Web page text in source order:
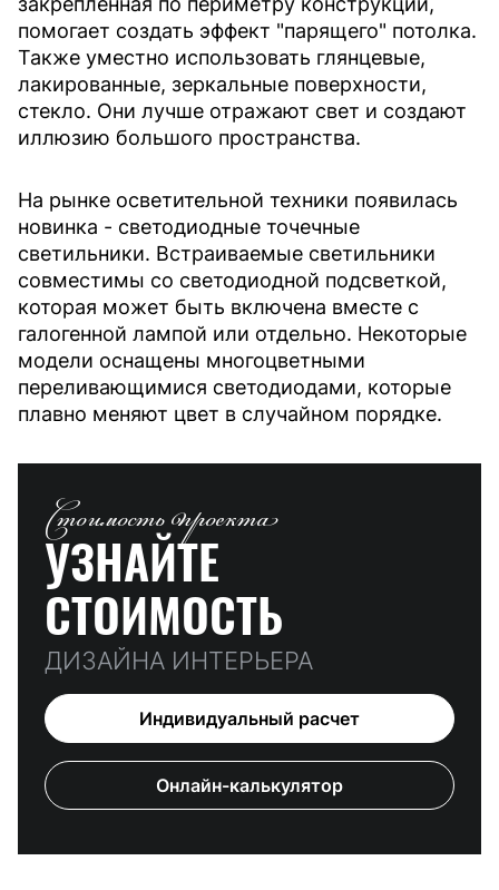
помогает создать эффект "парящего" потолка.
Также уместно использовать глянцевые,
лакированные, зеркальные поверхности,
стекло. Они лучше отражают свет и создают
иллюзию большого пространства.
На рынке осветительной техники появилась
новинка - светодиодные точечные
светильники. Встраиваемые светильники
совместимы со светодиодной подсветкой,
которая может быть включена вместе с
галогенной лампой или отдельно. Некоторые
модели оснащены многоцветными
переливающимися светодиодами, которые
плавно меняют цвет в случайном порядке.
Стоимость проекта
УЗНАЙТЕ
СТОИМОСТЬ
ДИЗАЙНА ИНТЕРЬЕРА
Индивидуальный расчет
Онлайн-калькулятор